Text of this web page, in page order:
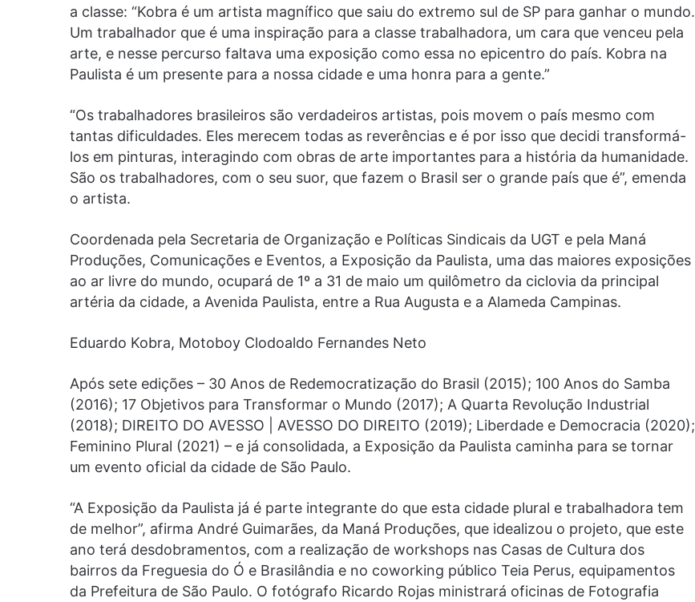
a classe: “Kobra é um artista magnífico que saiu do extremo sul de SP para ganhar o mundo.
Um trabalhador que é uma inspiração para a classe trabalhadora, um cara que venceu pela
arte, e nesse percurso faltava uma exposição como essa no epicentro do país. Kobra na
Paulista é um presente para a nossa cidade e uma honra para a gente.”
“Os trabalhadores brasileiros são verdadeiros artistas, pois movem o país mesmo com
tantas dificuldades. Eles merecem todas as reverências e é por isso que decidi transformá-
los em pinturas, interagindo com obras de arte importantes para a história da humanidade.
São os trabalhadores, com o seu suor, que fazem o Brasil ser o grande país que é”, emenda
o artista.
Coordenada pela Secretaria de Organização e Políticas Sindicais da UGT e pela Maná
Produções, Comunicações e Eventos, a Exposição da Paulista, uma das maiores exposições
ao ar livre do mundo, ocupará de 1º a 31 de maio um quilômetro da ciclovia da principal
artéria da cidade, a Avenida Paulista, entre a Rua Augusta e a Alameda Campinas.
Eduardo Kobra, Motoboy Clodoaldo Fernandes Neto
Após sete edições – 30 Anos de Redemocratização do Brasil (2015); 100 Anos do Samba
(2016); 17 Objetivos para Transformar o Mundo (2017); A Quarta Revolução Industrial
(2018); DIREITO DO AVESSO | AVESSO DO DIREITO (2019); Liberdade e Democracia (2020);
Feminino Plural (2021) – e já consolidada, a Exposição da Paulista caminha para se tornar
um evento oficial da cidade de São Paulo.
“A Exposição da Paulista já é parte integrante do que esta cidade plural e trabalhadora tem
de melhor”, afirma André Guimarães, da Maná Produções, que idealizou o projeto, que este
ano terá desdobramentos, com a realização de workshops nas Casas de Cultura dos
bairros da Freguesia do Ó e Brasilândia e no coworking público Teia Perus, equipamentos
da Prefeitura de São Paulo. O fotógrafo Ricardo Rojas ministrará oficinas de Fotografia